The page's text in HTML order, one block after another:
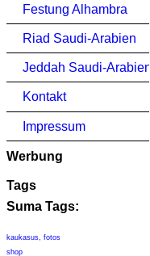
Festung Alhambra
Riad Saudi-Arabien
Jeddah Saudi-Arabien
Kontakt
Impressum
Werbung
Tags
Suma Tags:
kaukasus, fotos
shop